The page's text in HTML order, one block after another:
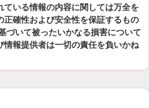
いる情報の内容に関しては万全を
確性および安全性を保証するもの
づいて被ったいかなる損害について
情報提供者は一切の責任を負いかね